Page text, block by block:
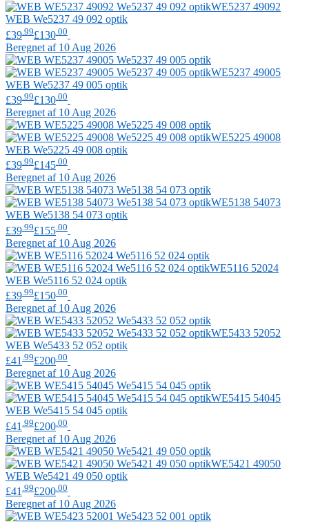
WE5237 49092
WEB We5237 49 092 optik
£39 .99£130 .00
Beregnet af 10 Aug 2026
WE5237 49005
WEB We5237 49 005 optik
£39 .99£130 .00
Beregnet af 10 Aug 2026
WE5225 49008
WEB We5225 49 008 optik
£39.99£145.00
Beregnet af 10 Aug 2026
WE5138 54073
WEB We5138 54 073 optik
£39 .99£155 .00
Beregnet af 10 Aug 2026
WE5116 52024
WEB We5116 52 024 optik
£39 .99£150 .00
Beregnet af 10 Aug 2026
WE5433 52052
WEB We5433 52 052 optik
£41.99£200.00
Beregnet af 10 Aug 2026
WE5415 54045
WEB We5415 54 045 optik
£41 .99£200 .00
Beregnet af 10 Aug 2026
WE5421 49050
WEB We5421 49 050 optik
£41 .99£200 .00
Beregnet af 10 Aug 2026